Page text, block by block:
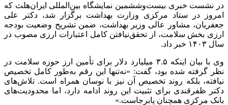
در نشست خبری بیست‌وششمین نمایشگاه بین‌المللی ایران‌هلث که
امروز در ستاد مرکزی وزارت بهداشت برگزار شد، دکتر علی
جعفریان، مشاور عالی وزیر بهداشت، ضمن تشریح وضعیت بودجه
ارزی بخش سلامت، از تحقق‌نیافتن کامل اعتبارات ارزی مصوب در
سال ۱۴۰۳ خبر داد.
وی با بیان اینکه ۳.۵ میلیارد دلار برای تأمین ارز حوزه سلامت در
نظر گرفته شده بود، گفت: «نه‌تنها این رقم به‌طور کامل تخصیص
نیافته، بلکه روند تخصیص آن نیز با نوسان همراه است. تلاش‌های
دکتر ظفرقندی برای تثبیت این روند ادامه دارد، اما محدودیت‌های
بانک مرکزی همچنان پابرجاست.»